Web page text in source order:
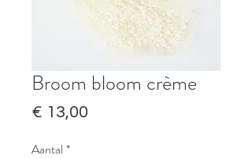
Broom bloom crème
€ 13,00
Aantal *